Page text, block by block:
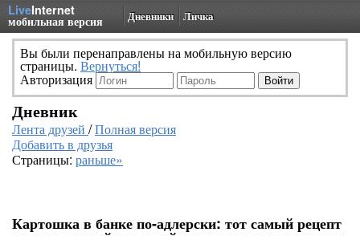
LiveInternet
мобильная версия Дневники Личка
Вы были перенаправлены на мобильную версию
страницы. Вернуться!
Авторизация
Дневник
Лента друзей /Полная версия
Добавить в друзья
Страницы: раньше»
Картошка в банке по‑адлерски: тот самый рецепт